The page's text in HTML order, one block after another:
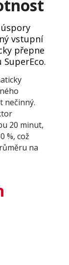
vstupní
přepne
nečinný.
20 minut,
%, což
na